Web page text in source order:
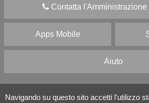
Navigando su questo sito accetti l'utilizzo
Contatta l'Amministrazione
Apps Mobile
Aiuto